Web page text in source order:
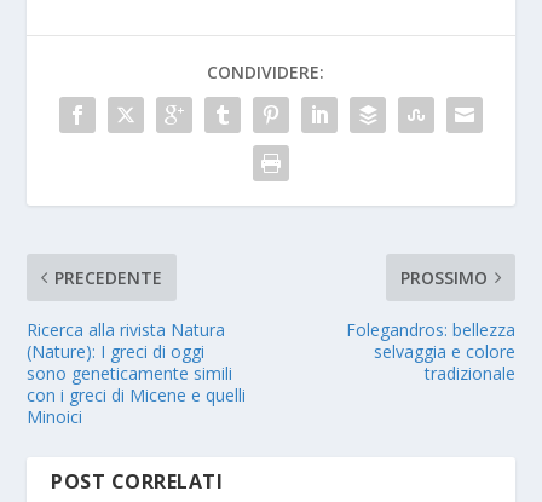
CONDIVIDERE:
PRECEDENTE
Ricerca alla rivista Natura
(Nature): I greci di oggi
sono geneticamente simili
con i greci di Micene e quelli
Minoici
PROSSIMO
Folegandros: bellezza
selvaggia e colore
tradizionale
POST CORRELATI